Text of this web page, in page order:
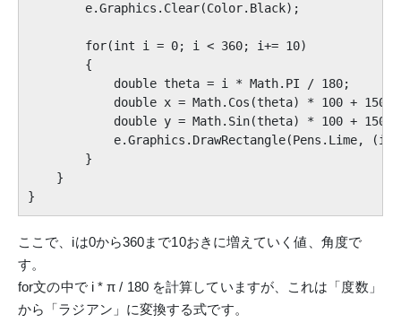
        e.Graphics.Clear(Color.Black);
        for(int i = 0; i < 360; i+= 10)
        {
            double theta = i * Math.PI / 180;
            double x = Math.Cos(theta) * 100 + 150;
            double y = Math.Sin(theta) * 100 + 150;
e.Graphics.DrawRectangle(Pens.Lime,
        }
    }
ここで、iは0から360まで10おきに増えていく値、角度で
す。
for文の中で i * π / 180 を計算していますが、これは「度数」
から「ラジアン」に変換する式です。